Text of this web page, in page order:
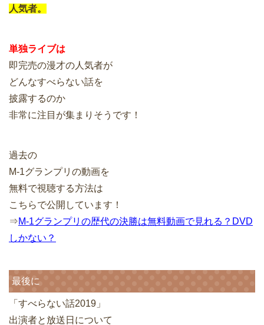
人気者。
単独ライブは
即完売の漫才の人気者が
どんなすべらない話を
披露するのか
非常に注目が集まりそうです！
過去の
M-1グランプリの動画を
無料で視聴する方法は
こちらで公開しています！
⇒M-1グランプリの歴代の決勝は無料動画で見れる？DVD
しかない？
最後に
「すべらない話2019」
出演者と放送日について